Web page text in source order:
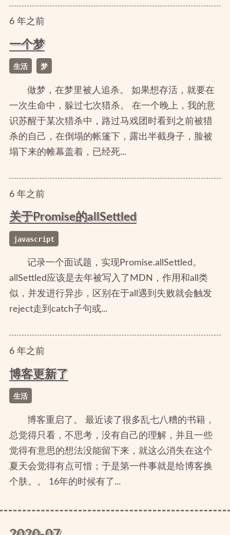
6年之前
一个梦
生活 梦
做梦，在梦里被人追杀。 如果想存活，就要在
一次生命中，躲过七次猎杀。 在一个晚上，我的意
识苏醒于某次猎杀中，路过马戏团时看到之前被猎
杀的自己，在倒塌的帐篷下，露出半截身子，脸被
塌下来的帷幕盖着，已经死...
6年之前
关于Promise的allSettled
javascript
记录一个面试题，实现Promise.allSettled。
allSettled应该是去年被写入了MDN，作用和all类
似，并发进行异步，区别在于all遇到失败就会触发
reject走到catch子句或...
6年之前
博客更新了
生活
博客重启了。 最近读了很多乱七八糟的书籍，
总觉得只看，不思考，没有自己的理解，并且一些
觉得有意思的想法没能留下来，就这么消失在这个
夏天会觉得有点可惜；于是第一件事就是给博客换
个肤。。 16年的时候有了...